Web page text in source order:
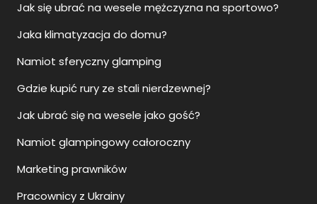
Jak się ubrać na wesele mężczyzna na sportowo?
Jaka klimatyzacja do domu?
Namiot sferyczny glamping
Gdzie kupić rury ze stali nierdzewnej?
Jak ubrać się na wesele jako gość?
Namiot glampingowy całoroczny
Marketing prawników
Pracownicy z Ukrainy